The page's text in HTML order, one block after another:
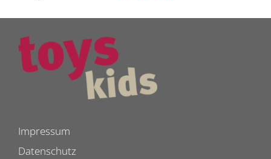
Impressum
Datenschutz